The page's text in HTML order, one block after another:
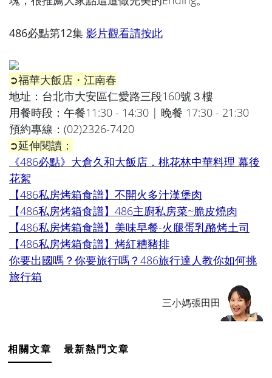
486必點第12集 影片觀看請按此
➲福華大飯店・江南春
地址：台北市大安區仁愛路三段160號３樓
用餐時段：午餐11:30 - 14:30 | 晚餐 17:30 - 21:30
預約專線： (02)2326-7420
➲延伸閱讀：
《486必點》大倉久和大飯店．桃花林中華料理 幕後
花絮
【486私房烤箱食譜】不開火多汁漢堡肉
【486私房烤箱食譜】486主廚私房菜~脆皮燒肉
【486私房烤箱食譜】美味早餐-火腿蛋乳酪烤土司
【486私房烤箱食譜】烤紅糟豬排
你要出國嗎？你要旅行嗎？486旅行達人教你如何挑
旅行箱
三小媽張田田
相關文章 最新熱門文章